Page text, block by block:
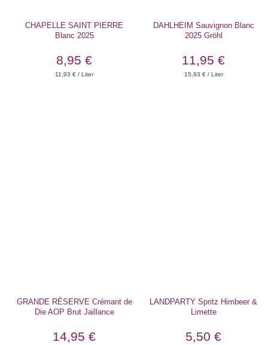
CHAPELLE SAINT PIERRE
Blanc 2025
8,95 €
11,93 € / Liter
DAHLHEIM Sauvignon Blanc
2025 Gröhl
11,95 €
15,93 € / Liter
GRANDE RÉSERVE Crémant de
Die AOP Brut Jaillance
14,95 €
LANDPARTY Spritz Himbeer &
Limette
5,50 €